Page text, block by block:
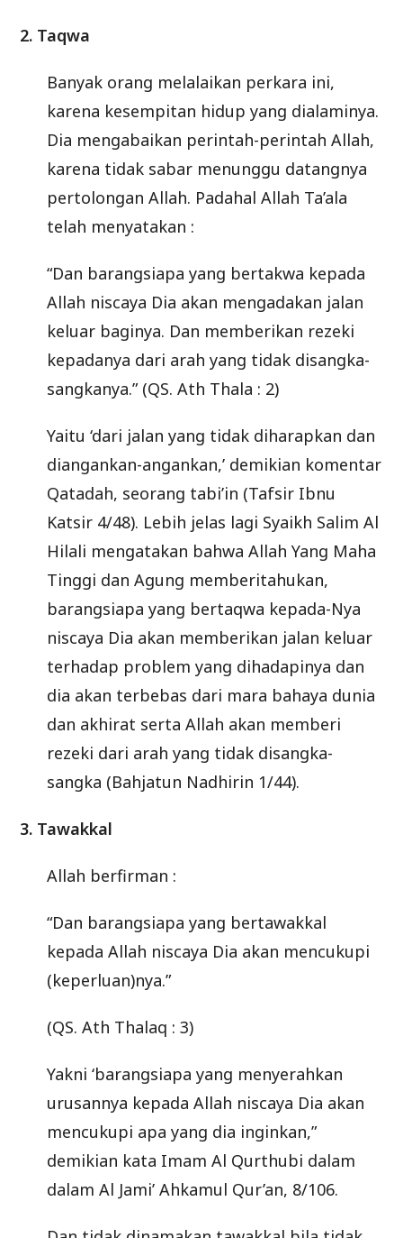
2. Taqwa
Banyak orang melalaikan perkara ini,
karena kesempitan hidup yang dialaminya.
Dia mengabaikan perintah-perintah Allah,
karena tidak sabar menunggu datangnya
pertolongan Allah. Padahal Allah Ta’ala
telah menyatakan :
“Dan barangsiapa yang bertakwa kepada
Allah niscaya Dia akan mengadakan jalan
keluar baginya. Dan memberikan rezeki
kepadanya dari arah yang tidak disangka-
sangkanya.” (QS. Ath Thala : 2)
Yaitu ‘dari jalan yang tidak diharapkan dan
diangankan-angankan,’ demikian komentar
Qatadah, seorang tabi’in (Tafsir Ibnu
Katsir 4/48). Lebih jelas lagi Syaikh Salim Al
Hilali mengatakan bahwa Allah Yang Maha
Tinggi dan Agung memberitahukan,
barangsiapa yang bertaqwa kepada-Nya
niscaya Dia akan memberikan jalan keluar
terhadap problem yang dihadapinya dan
dia akan terbebas dari mara bahaya dunia
dan akhirat serta Allah akan memberi
rezeki dari arah yang tidak disangka-
sangka (Bahjatun Nadhirin 1/44).
3. Tawakkal
Allah berfirman :
“Dan barangsiapa yang bertawakkal
kepada Allah niscaya Dia akan mencukupi
(keperluan)nya.”
(QS. Ath Thalaq : 3)
Yakni ‘barangsiapa yang menyerahkan
urusannya kepada Allah niscaya Dia akan
mencukupi apa yang dia inginkan,”
demikian kata Imam Al Qurthubi dalam
dalam Al Jami’ Ahkamul Qur’an, 8/106.